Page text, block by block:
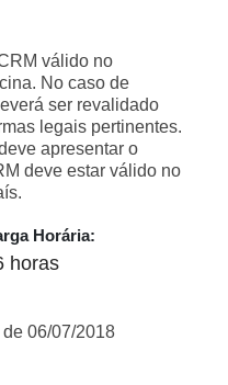
válido no
No caso de
ser revalidado
legais pertinentes.
apresentar o
deve estar válido no
Horária:
horas
06/07/2018